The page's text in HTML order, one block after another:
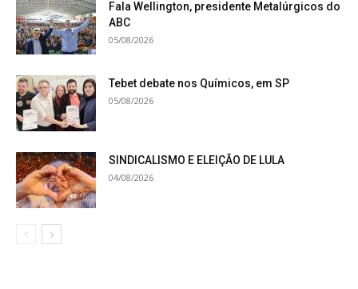
Fala Wellington, presidente Metalúrgicos do
ABC
05/08/2026
Tebet debate nos Químicos, em SP
05/08/2026
SINDICALISMO E ELEIÇÃO DE LULA
04/08/2026